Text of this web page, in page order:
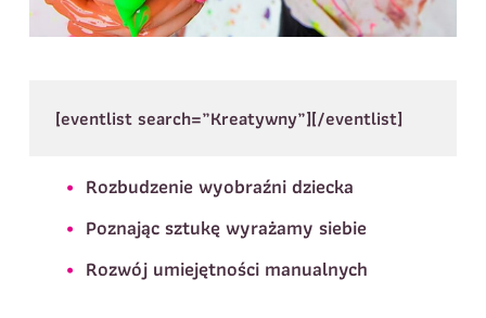
Telefon do
kontaktu*
E-mail*
Dane dziecka
Imię* Nazwisko*
Data urodzenia
Rozmiar
E-mail
[eventlist search=”Kreatywny”][/eventlist]
Rozbudzenie wyobraźni dziecka
Poznając sztukę wyrażamy siebie
Rozwój umiejętności manualnych